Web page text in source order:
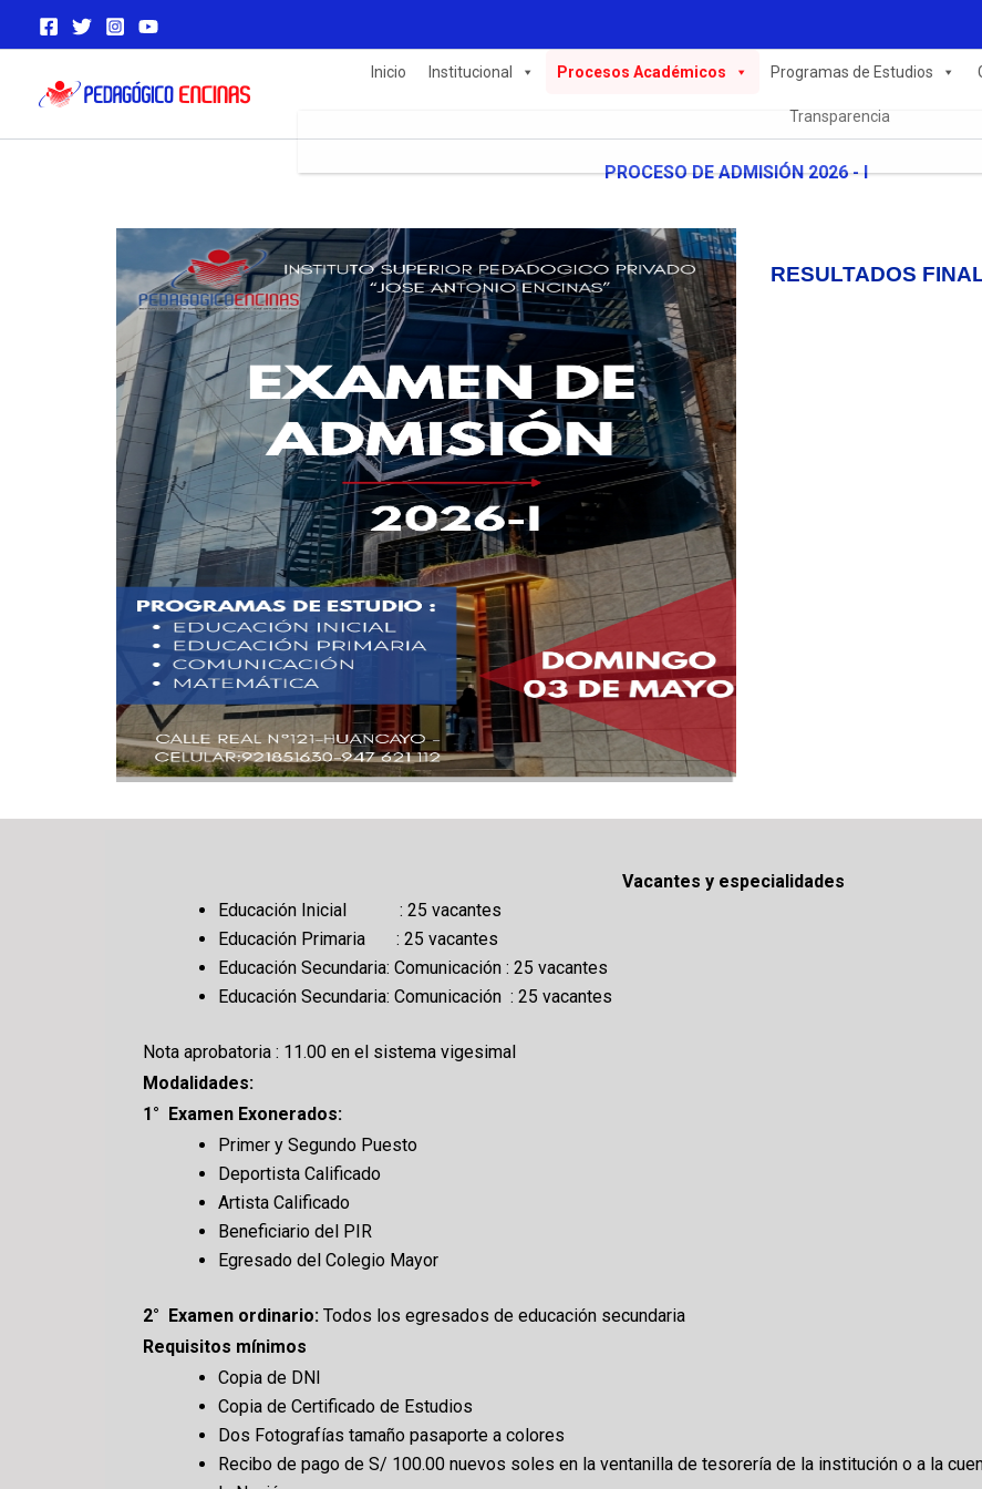
Inicio Institucional Procesos Académicos Programas de Estudios
Transparencia
PROCESO DE ADMISIÓN 2026 - I
RESULTADOS
Vacantes y especialidades
Educación Inicial : 25 vacantes
Educación Primaria : 25 vacantes
Educación Secundaria: Comunicación : 25 vacantes
Educación Secundaria: Comunicación : 25 vacantes
Nota aprobatoria : 11.00 en el sistema vigesimal
Modalidades:
1° Examen Exonerados:
Primer y Segundo Puesto
Deportista Calificado
Artista Calificado
Beneficiario del PIR
Egresado del Colegio Mayor
2° Examen ordinario: Todos los egresados de educación secundaria
Requisitos mínimos
Copia de DNI
Copia de Certificado de Estudios
Dos Fotografías tamaño pasaporte a colores
Recibo de pago de S/ 100.00 nuevos soles en la ventanilla de tesorería de la institución o a la